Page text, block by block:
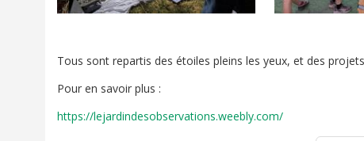
Tous sont repartis des étoiles pleins les yeux, et des
Pour en savoir plus :
https://lejardindesobservations.weebly.com/